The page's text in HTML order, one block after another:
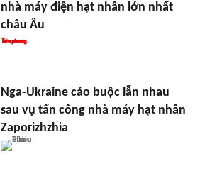
nhà máy điện hạt nhân lớn nhất
châu Âu
Nga-Ukraine cáo buộc lẫn nhau
sau vụ tấn công nhà máy hạt nhân
Zaporizhzhia